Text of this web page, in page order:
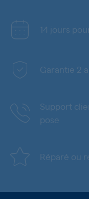
14 jours
Garantie 2
Support
pose
Réparé ou